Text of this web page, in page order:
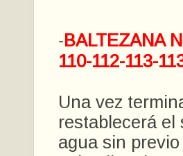
- BALTEZANA
110-112-113-
Una vez
restablecerá el
agua sin